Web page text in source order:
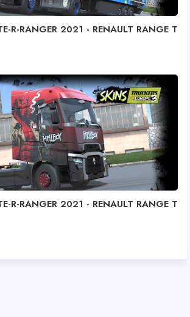
R-RANGER 2021 - RENAULT RANGE T
R-RANGER 2021 - RENAULT RANGE T